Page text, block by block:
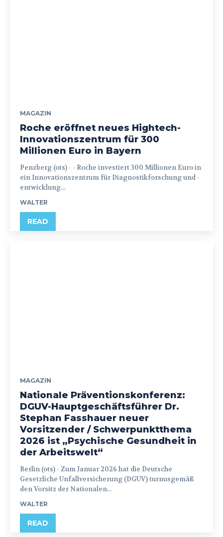
MAGAZIN
Roche eröffnet neues Hightech-
Innovationszentrum für 300
Millionen Euro in Bayern
Penzberg (ots) - - Roche investiert 300 Millionen Euro in
ein Innovationszentrum für Diagnostikforschung und -
entwicklung...
WALTER
READ
MAGAZIN
Nationale Präventionskonferenz:
DGUV-Hauptgeschäftsführer Dr.
Stephan Fasshauer neuer
Vorsitzender / Schwerpunktthema
2026 ist „Psychische Gesundheit in
der Arbeitswelt“
Berlin (ots) - Zum Januar 2026 hat die Deutsche
Gesetzliche Unfallversicherung (DGUV) turnusgemäß
den Vorsitz der Nationalen...
WALTER
READ